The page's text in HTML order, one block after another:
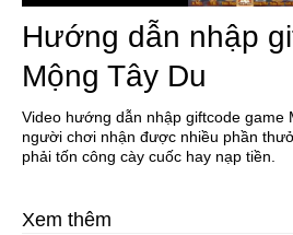
Hướng dẫn nhập
Mộng Tây Du
Video hướng dẫn nhập giftcode game
người chơi nhận được nhiều phần
phải tốn công cày cuốc hay nạp tiền.
Xem thêm